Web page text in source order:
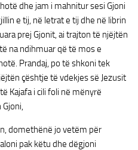
dhe jam i mahnitur sesi Gjoni
e tij, në letrat e tij dhe në librin
prej Gjonit, ai trajton të njëjtën
na ndihmuar që të mos e
Prandaj, po të shkoni tek
çështje të vdekjes së Jezusit
Kajafa i cili foli në mënyrë
domethënë jo vetëm për
pak këtu dhe dëgjoni